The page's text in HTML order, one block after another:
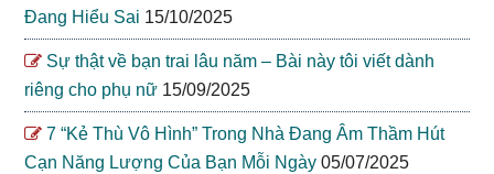
Đang Hiểu Sai 15/10/2025
Sự thật về bạn trai lâu năm – Bài này tôi viết dành
riêng cho phụ nữ 15/09/2025
7 “Kẻ Thù Vô Hình” Trong Nhà Đang Âm Thầm Hút
Cạn Năng Lượng Của Bạn Mỗi Ngày 05/07/2025